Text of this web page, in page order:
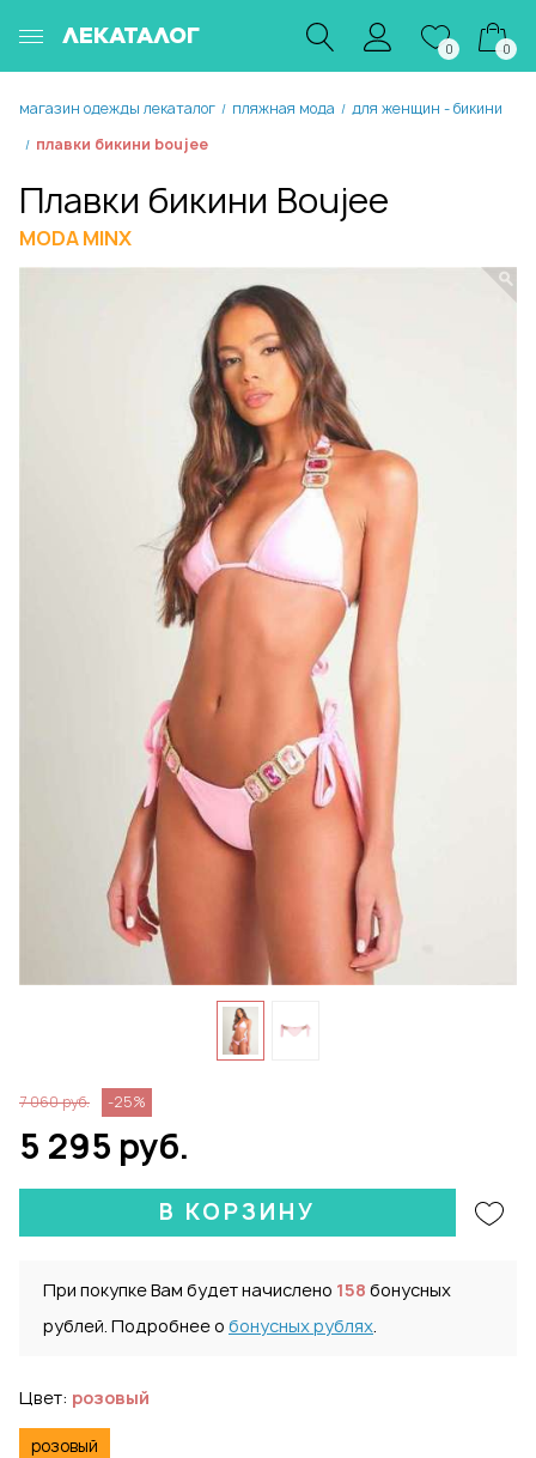
ЛЕКАТАЛОГ
0 0
магазин одежды лекаталог / пляжная мода / для женщин - бикини
/ плавки бикини boujee
Плавки бикини Boujee
MODA MINX
7 060 руб. -25%
5 295 руб.
В КОРЗИНУ
При покупке Вам будет начислено 158 бонусных
рублей. Подробнее о бонусных рублях.
Цвет: розовый
розовый